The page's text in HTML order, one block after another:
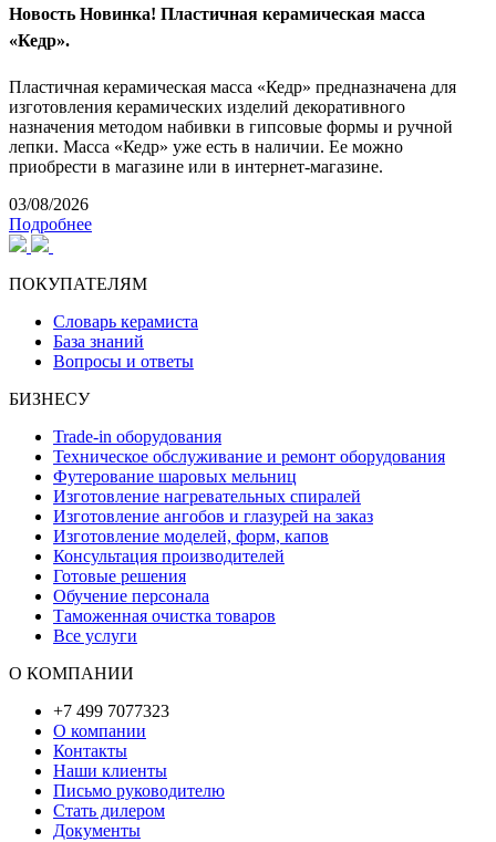
Новость Новинка! Пластичная керамическая масса
«Кедр».
Пластичная керамическая масса «Кедр» предназначена для
изготовления керамических изделий декоративного
назначения методом набивки в гипсовые формы и ручной
лепки. Масса «Кедр» уже есть в наличии. Ее можно
приобрести в магазине или в интернет-магазине.
03/08/2026
Подробнее
ПОКУПАТЕЛЯМ
Словарь керамиста
База знаний
Вопросы и ответы
БИЗНЕСУ
Trade-in оборудования
Техническое обслуживание и ремонт оборудования
Футерование шаровых мельниц
Изготовление нагревательных спиралей
Изготовление ангобов и глазурей на заказ
Изготовление моделей, форм, капов
Консультация производителей
Готовые решения
Обучение персонала
Таможенная очистка товаров
Все услуги
О КОМПАНИИ
+7 499 7077323
О компании
Контакты
Наши клиенты
Письмо руководителю
Стать дилером
Документы